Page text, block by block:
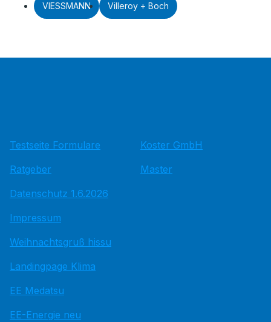
VIESSMANN Villeroy + Boch
Testseite Formulare
Ratgeber
Datenschutz 1.6.2026
Impressum
Weihnachtsgruß hissu
Landingpage Klima
EE Medatsu
EE-Energie neu
Koster GmbH
Master